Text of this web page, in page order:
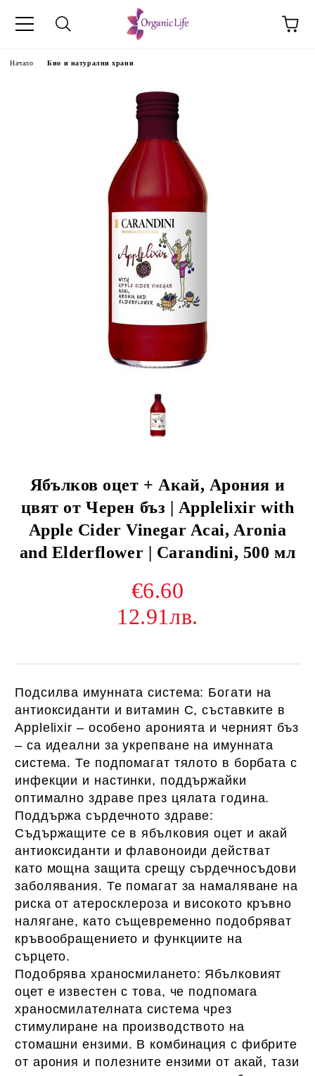
Начало Био и натурални храни
Ябълков оцет + Акай, Арония и
цвят от Черен бъз | Applelixir with
Apple Cider Vinegar Acai, Aronia
and Elderflower | Carandini, 500 мл
€6.60
12.91лв.
Подсилва имунната система: Богати на
антиоксиданти и витамин С, съставките в
Applelixir – особено аронията и черният бъз
– са идеални за укрепване на имунната
система. Те подпомагат тялото в борбата с
инфекции и настинки, поддържайки
оптимално здраве през цялата година.
Поддържа сърдечното здраве:
Съдържащите се в ябълковия оцет и акай
антиоксиданти и флавоноиди действат
като мощна защита срещу сърдечносъдови
заболявания. Те помагат за намаляване на
риска от атеросклероза и високото кръвно
налягане, като същевременно подобряват
кръвообращението и функциите на
сърцето.
Подобрява храносмилането: Ябълковият
оцет е известен с това, че подпомага
храносмилателната система чрез
стимулиране на производството на
стомашни ензими. В комбинация с фибрите
от арония и полезните ензими от акай, тази